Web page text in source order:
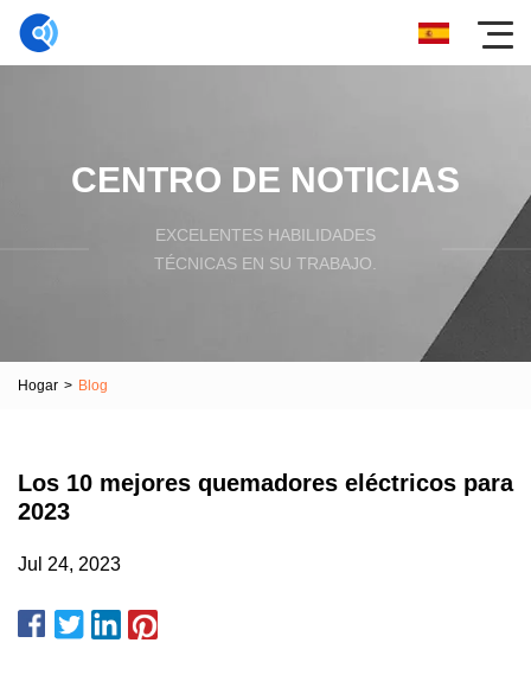
CENTRO DE NOTICIAS
EXCELENTES HABILIDADES
TÉCNICAS EN SU TRABAJO.
Hogar > Blog
Los 10 mejores quemadores eléctricos para
2023
Jul 24, 2023